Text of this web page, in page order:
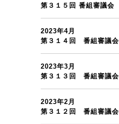
第３１５回 番組審議会
2023年4月
第３１４回 番組審議会
2023年3月
第３１３回 番組審議会
2023年2月
第３１２回 番組審議会